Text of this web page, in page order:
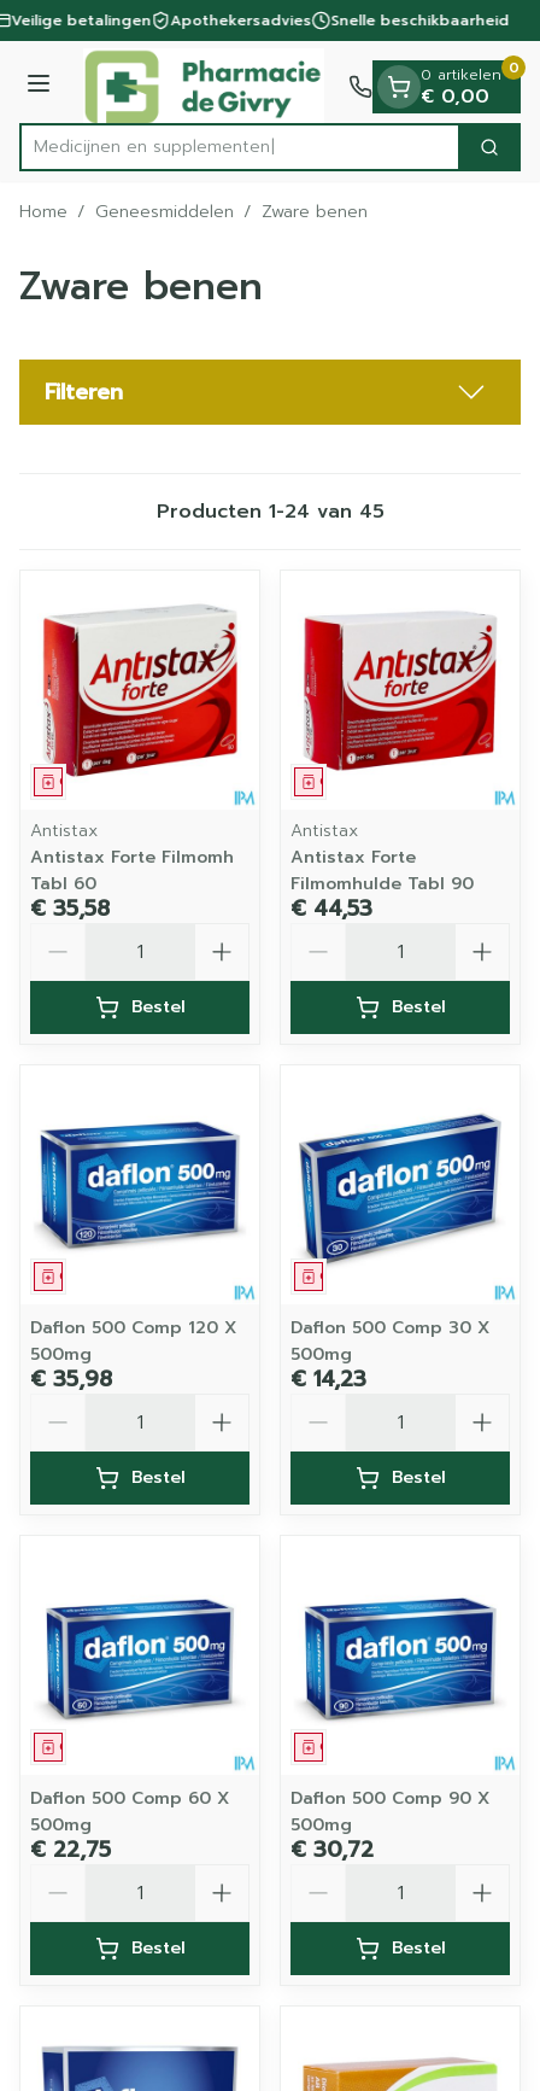
Ga naar de inhoud
1 van 1
Veilige betalingen Apothekersadvies Snelle beschikbaarheid
Menu
Product, merk, categorie...
Medi Zoek
0 artikelen
€ 0,00
0
Home / Geneesmiddelen / Zware benen
Zware benen
Filteren
Producten 1-24 van 45
Geneesmiddel
Antistax
Antistax Forte Filmomh
Tabl 60
€ 35,58
Bestel
Geneesmiddel
Antistax
Antistax Forte
Filmomhulde Tabl 90
€ 44,53
Bestel
Geneesmiddel
Daflon 500 Comp 120 X
500mg
€ 35,98
Bestel
Geneesmiddel
Daflon 500 Comp 30 X
500mg
€ 14,23
Bestel
Geneesmiddel
Daflon 500 Comp 60 X
500mg
€ 22,75
Bestel
Geneesmiddel
Daflon 500 Comp 90 X
500mg
€ 30,72
Bestel